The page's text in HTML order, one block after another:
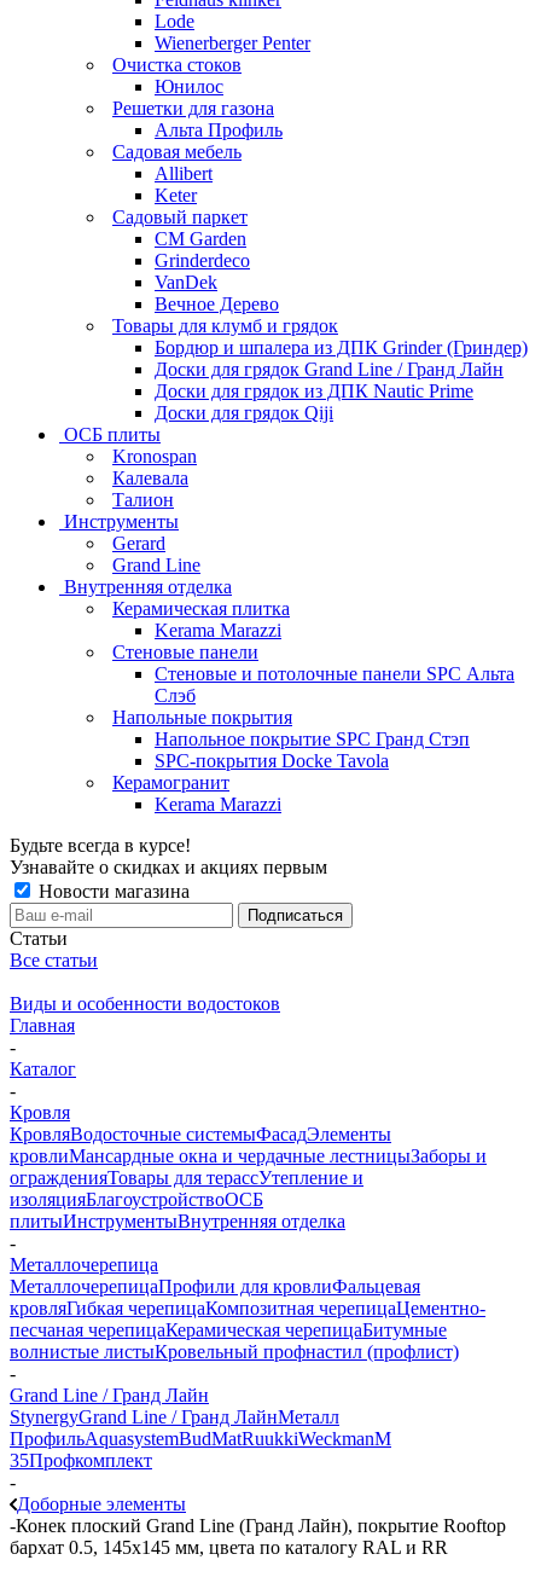
Lode
Wienerberger Penter
Очистка стоков
Юнилос
Решетки для газона
Альта Профиль
Садовая мебель
Allibert
Keter
Садовый паркет
CM Garden
Grinderdeco
VanDek
Вечное Дерево
Товары для клумб и грядок
Бордюр и шпалера из ДПК Grinder (Гриндер)
Доски для грядок Grand Line / Гранд Лайн
Доски для грядок из ДПК Nautic Prime
Доски для грядок Qiji
ОСБ плиты
Kronospan
Калевала
Талион
Инструменты
Gerard
Grand Line
Внутренняя отделка
Керамическая плитка
Kerama Marazzi
Стеновые панели
Стеновые и потолочные панели SPC Альта
Слэб
Напольные покрытия
Напольное покрытие SPC Гранд Стэп
SPC-покрытия Docke Tavola
Керамогранит
Kerama Marazzi
Будьте всегда в курсе!
Узнавайте о скидках и акциях первым
Новости магазина
Статьи
Все статьи
Виды и особенности водостоков
Главная
-
Каталог
-
Кровля
КровляВодосточные системыФасадЭлементы
кровлиМансардные окна и чердачные лестницыЗаборы и
огражденияТовары для терассУтепление и
изоляцияБлагоустройствоОСБ
плитыИнструментыВнутренняя отделка
-
Металлочерепица
МеталлочерепицаПрофили для кровлиФальцевая
кровляГибкая черепицаКомпозитная черепицаЦементно-
песчаная черепицаКерамическая черепицаБитумные
волнистые листыКровельный профнастил (профлист)
-
Grand Line / Гранд Лайн
StynergyGrand Line / Гранд ЛайнМеталл
ПрофильAquasystemBudMatRuukkiWeckmanМ
35Профкомплект
-
Доборные элементы
-Конек плоский Grand Line (Гранд Лайн), покрытие Rooftop
бархат 0.5, 145х145 мм, цвета по каталогу RAL и RR